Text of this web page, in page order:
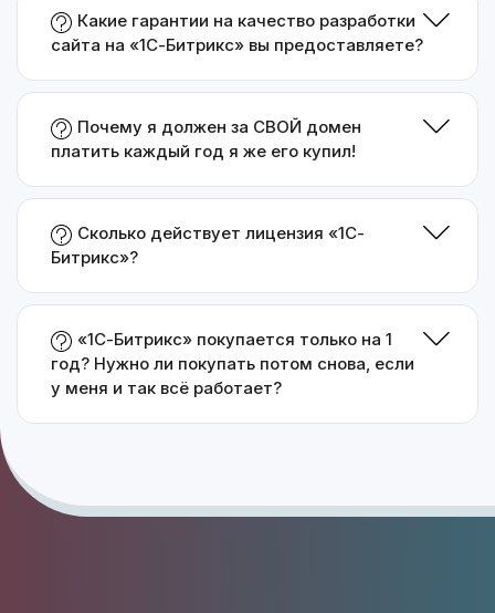
Какие гарантии на качество разработки
сайта на «1С-Битрикс» вы предоставляете?
Почему я должен за СВОЙ домен
платить каждый год я же его купил!
Сколько действует лицензия «1С-
Битрикс»?
«1С-Битрикс» покупается только на 1
год? Нужно ли покупать потом снова, если
у меня и так всё работает?